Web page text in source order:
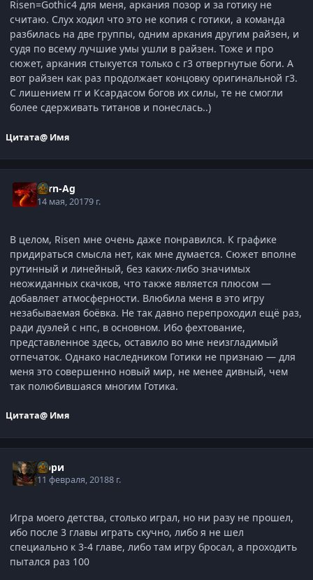
Risen=Gothic4 для меня, аркания позор и за готику не
считаю. Слух ходил что это не копия с готики, а команда
разбилась на две группы, одним аркания другим райзен, и
судя по всему лучшие умы ушли в райзен. Тоже и про
сюжет, аркания стыкуется только с г3 отвергнутые боги. А
вот райзен как раз продолжает концовку оригинальной г3.
С лишением гг и Ксардасом богов их силы, те не смогли
более сдерживать титанов и понеслась..)
Цитата@ Имя
Torn-Ag
14 мая, 20179 г.
В целом, Risen мне очень даже понравился. К графике
придираться смысла нет, как мне думается. Сюжет вполне
рутинный и линейный, без каких-либо значимых
неожиданных скачков, что также является плюсом —
добавляет атмосферности. Влюбила меня в это игру
незабываемая боёвка. Не так давно перепроходил ещё раз,
ради дуэлей с нпс, в основном. Ибо фехтование,
представленное здесь, оставило во мне неизгладимый
отпечаток. Однако наследником Готики не признаю — для
меня это совершенно новый мир, не менее дивный, чем
так полюбившаяся многим Готика.
Цитата@ Имя
Орри
11 февраля, 20188 г.
Игра моего детства, столько играл, но ни разу не прошел,
ибо после 3 главы играть скучно, либо я не шел
специально к 3-4 главе, либо там игру бросал, а проходить
пытался раз 100